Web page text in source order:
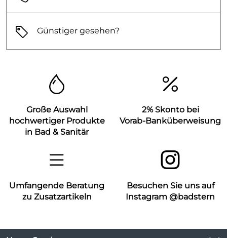
Günstiger gesehen?
Große Auswahl
hochwertiger Produkte
in Bad & Sanitär
2% Skonto bei
Vorab-Banküberweisung
Umfangende Beratung
zu Zusatzartikeln
Besuchen Sie uns auf
Instagram @badstern